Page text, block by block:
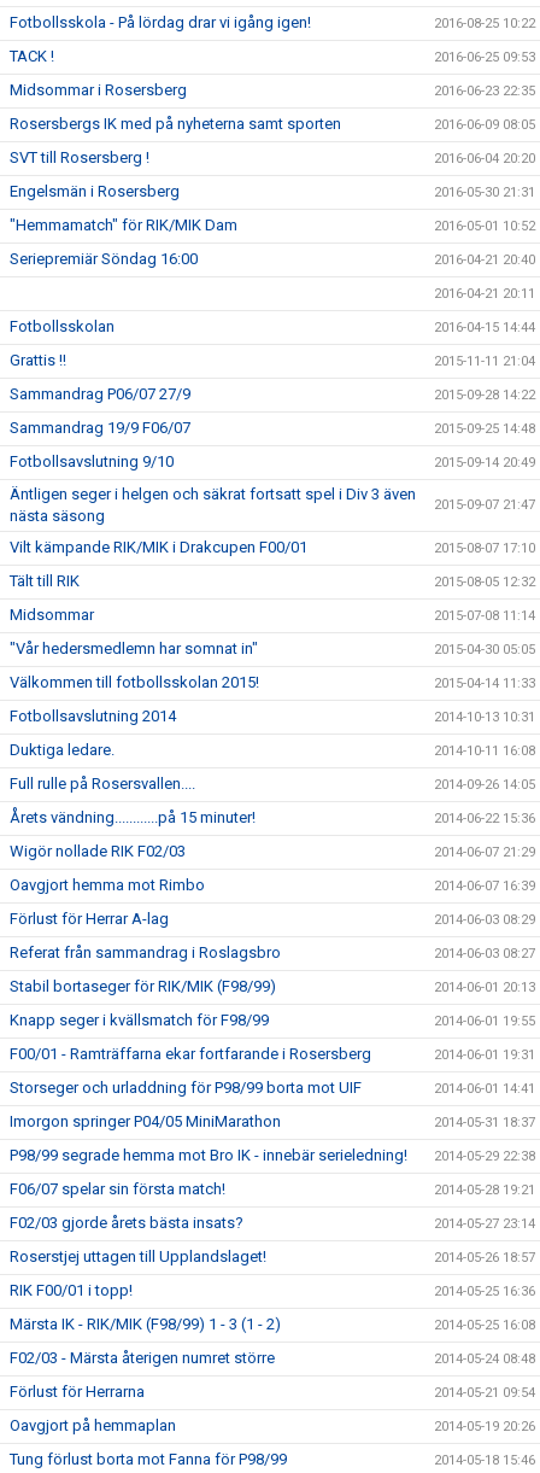
Fotbollsskola - På lördag drar vi igång igen! 2016-08-25 10:22
TACK ! 2016-06-25 09:53
Midsommar i Rosersberg 2016-06-23 22:35
Rosersbergs IK med på nyheterna samt sporten 2016-06-09 08:05
SVT till Rosersberg ! 2016-06-04 20:20
Engelsmän i Rosersberg 2016-05-30 21:31
"Hemmamatch" för RIK/MIK Dam 2016-05-01 10:52
Seriepremiär Söndag 16:00 2016-04-21 20:40
2016-04-21 20:11
Fotbollsskolan 2016-04-15 14:44
Grattis !! 2015-11-11 21:04
Sammandrag P06/07 27/9 2015-09-28 14:22
Sammandrag 19/9 F06/07 2015-09-25 14:48
Fotbollsavslutning 9/10 2015-09-14 20:49
Äntligen seger i helgen och säkrat fortsatt spel i Div 3 även
nästa säsong
2015-09-07 21:47
Vilt kämpande RIK/MIK i Drakcupen F00/01 2015-08-07 17:10
Tält till RIK 2015-08-05 12:32
Midsommar 2015-07-08 11:14
"Vår hedersmedlemn har somnat in" 2015-04-30 05:05
Välkommen till fotbollsskolan 2015! 2015-04-14 11:33
Fotbollsavslutning 2014 2014-10-13 10:31
Duktiga ledare. 2014-10-11 16:08
Full rulle på Rosersvallen.... 2014-09-26 14:05
Årets vändning............på 15 minuter! 2014-06-22 15:36
Wigör nollade RIK F02/03 2014-06-07 21:29
Oavgjort hemma mot Rimbo 2014-06-07 16:39
Förlust för Herrar A-lag 2014-06-03 08:29
Referat från sammandrag i Roslagsbro 2014-06-03 08:27
Stabil bortaseger för RIK/MIK (F98/99) 2014-06-01 20:13
Knapp seger i kvällsmatch för F98/99 2014-06-01 19:55
F00/01 - Ramträffarna ekar fortfarande i Rosersberg 2014-06-01 19:31
Storseger och urladdning för P98/99 borta mot UIF 2014-06-01 14:41
Imorgon springer P04/05 MiniMarathon 2014-05-31 18:37
P98/99 segrade hemma mot Bro IK - innebär serieledning! 2014-05-29 22:38
F06/07 spelar sin första match! 2014-05-28 19:21
F02/03 gjorde årets bästa insats? 2014-05-27 23:14
Roserstjej uttagen till Upplandslaget! 2014-05-26 18:57
RIK F00/01 i topp! 2014-05-25 16:36
Märsta IK - RIK/MIK (F98/99) 1 - 3 (1 - 2) 2014-05-25 16:08
F02/03 - Märsta återigen numret större 2014-05-24 08:48
Förlust för Herrarna 2014-05-21 09:54
Oavgjort på hemmaplan 2014-05-19 20:26
Tung förlust borta mot Fanna för P98/99 2014-05-18 15:46